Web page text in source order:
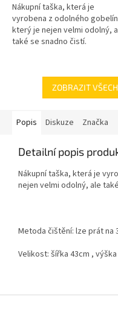
Nákupní taška, která je
vyrobena z odolného
který je nejen velmi odolný,
také se snadno čistí.
ZOBRAZIT
Popis Diskuze Značka
Detailní popis
Nákupní taška, která je
nejen velmi odolný, ale
Metoda čištění: lze prát na
Velikost: šířka 43cm ,